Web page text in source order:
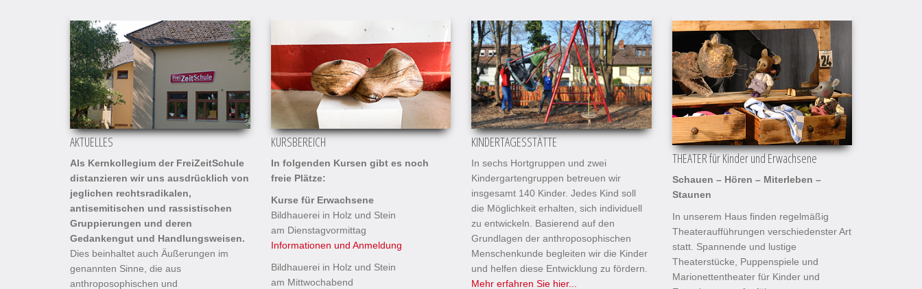
AKTUELLES
Als Kernkollegium der FreiZeitSchule
distanzieren wir uns ausdrücklich von
jeglichen rechtsradikalen,
antisemitischen und rassistischen
Gruppierungen und deren
Gedankengut und Handlungsweisen.
Dies beinhaltet auch Äußerungen im
genannten Sinne, die aus
anthroposophischen und
KURSBEREICH
In folgenden Kursen gibt es noch
freie Plätze:
Kurse für Erwachsene
Bildhauerei in Holz und Stein
am Dienstagvormittag
Informationen und Anmeldung
Bildhauerei in Holz und Stein
am Mittwochabend
KINDERTAGESSTÄTTE
In sechs Hortgruppen und zwei
Kindergartengruppen betreuen wir
insgesamt 140 Kinder. Jedes Kind soll
die Möglichkeit erhalten, sich individuell
zu entwickeln. Basierend auf den
Grundlagen der anthroposophischen
Menschenkunde begleiten wir die Kinder
und helfen diese Entwicklung zu fördern.
Mehr erfahren Sie hier...
THEATER für Kinder und Erwachsene
Schauen – Hören – Miterleben –
Staunen
In unserem Haus finden regelmäßig
Theateraufführungen verschiedenster Art
statt. Spannende und lustige
Theaterstücke, Puppenspiele und
Marionettentheater für Kinder und